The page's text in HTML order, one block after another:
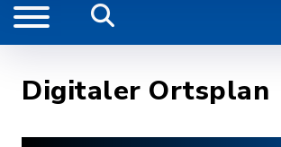
Digitaler Ortsplan